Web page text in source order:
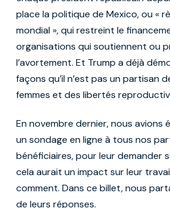
place la politique de Mexico, ou «
mondial », qui restreint le
organisations qui soutiennent ou
l’avortement. Et Trump a déjà
façons qu’il n’est pas un partisan
femmes et des libertés
En novembre dernier, nous avions
un sondage en ligne à tous nos
bénéficiaires, pour leur demander
cela aurait un impact sur leur
comment. Dans ce billet, nous
de leurs réponses.